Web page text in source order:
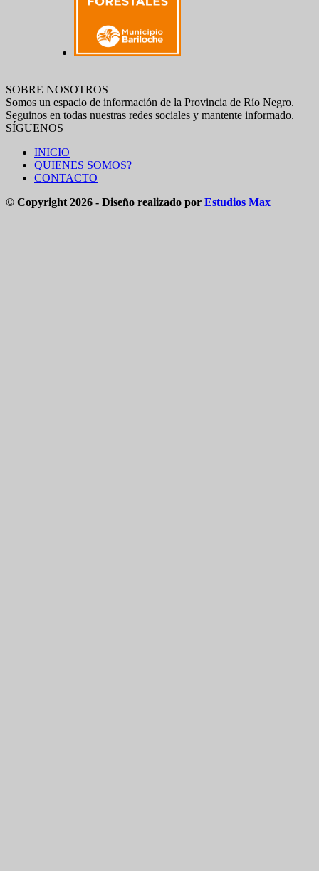
SOBRE NOSOTROS
Somos un espacio de información de la Provincia de Río Negro.
Seguinos en todas nuestras redes sociales y mantente informado.
SÍGUENOS
INICIO
QUIENES SOMOS?
CONTACTO
© Copyright 2026 - Diseño realizado por Estudios Max